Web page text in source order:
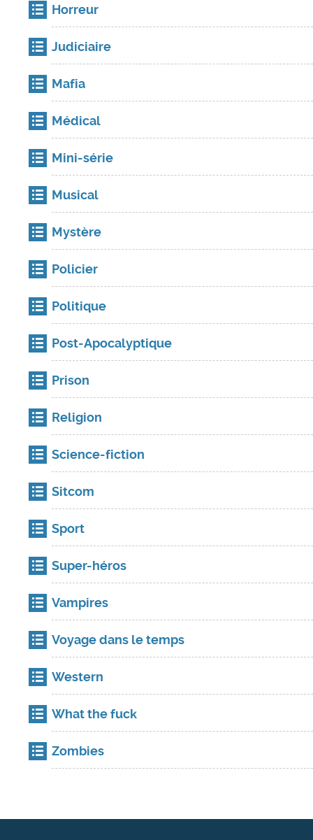
Horreur
Judiciaire
Mafia
Médical
Mini-série
Musical
Mystère
Policier
Politique
Post-Apocalyptique
Prison
Religion
Science-fiction
Sitcom
Sport
Super-héros
Vampires
Voyage dans le temps
Western
What the fuck
Zombies